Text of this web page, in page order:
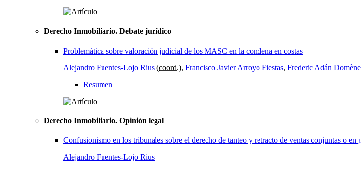
Derecho Inmobiliario. Debate jurídico
Problemática sobre valoración judicial de los MASC en la condena en costas
Alejandro Fuentes-Lojo Rius (coord.), Francisco Javier Arroyo Fiestas, Frederic Adán
Resumen
Derecho Inmobiliario. Opinión legal
Confusionismo en los tribunales sobre el derecho de tanteo y retracto de ventas conjuntas o en
Alejandro Fuentes-Lojo Rius